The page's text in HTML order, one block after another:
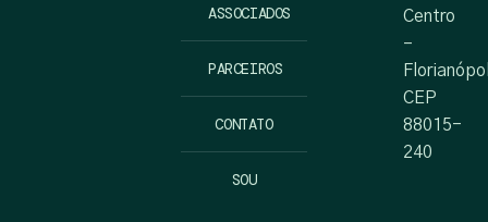
ASSOCIADOS
PARCEIROS
CONTATO
SOU
Centro
–
CEP
88015-
240